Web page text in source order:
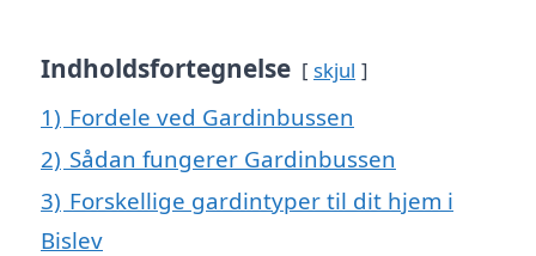
Indholdsfortegnelse skjul
1) Fordele ved Gardinbussen
2) Sådan fungerer Gardinbussen
3) Forskellige gardintyper til dit hjem i
Bislev